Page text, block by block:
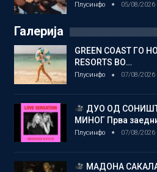
Плусинфо 05/08/2026
Галерија
GREEN COAST ГО
RESORTS ВО…
Плусинфо 07/08/2026
ДУО ОД
МИНОГ Прва
Плусинфо 07/08/2026
МАДОНА